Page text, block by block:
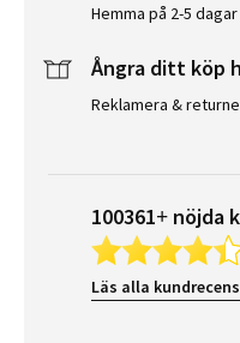
Hemma på 2-5
Ångra ditt köp
Reklamera &
100361+ nöjda
Läs alla